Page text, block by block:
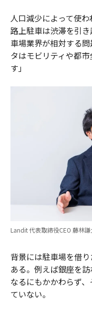
人口減少によって使わ
路上駐車は渋滞を引
車場業界が相対する
タはモビリティや都
す」
Landit 代表取締役CEO 藤林謙
背景には駐車場を借
ある。例えば銀座を
なるにもかかわらず
ていない。